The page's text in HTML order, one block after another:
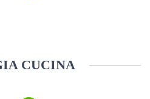
CUCINA